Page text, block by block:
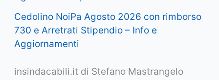
Cedolino NoiPa Agosto 2026 con rimborso
730 e Arretrati Stipendio – Info e
Aggiornamenti
insindacabili.it di Stefano Mastrangelo